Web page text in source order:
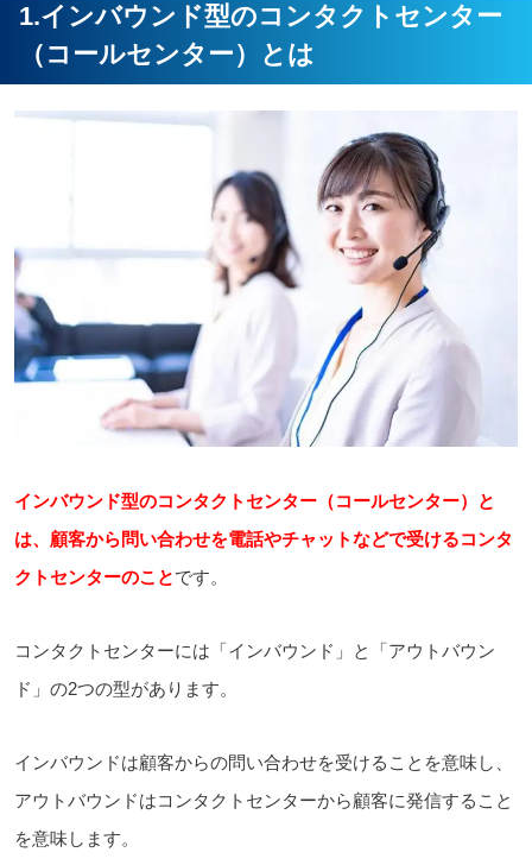
1.インバウンド型のコンタクトセンター
（コールセンター）とは
インバウンド型のコンタクトセンター（コールセンター）と
は、顧客から問い合わせを電話やチャットなどで受けるコンタ
クトセンターのことです。
コンタクトセンターには「インバウンド」と「アウトバウン
ド」の2つの型があります。
インバウンドは顧客からの問い合わせを受けることを意味し、
アウトバウンドはコンタクトセンターから顧客に発信すること
を意味します。